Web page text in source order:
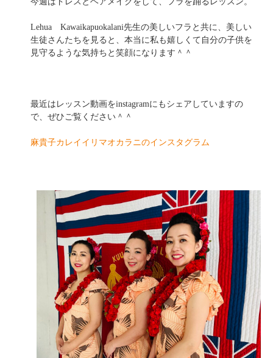
Lehua Kawaikapuokalani先生の美しいフラと共に、美しい
生徒さんたちを見ると、本当に私も嬉しくて自分の子供を
見守るような気持ちと笑顔になります＾＾
最近はレッスン動画をinstagramにもシェアしていますの
で、ぜひご覧ください＾＾
麻貴子カレイイリマオカラニのインスタグラム